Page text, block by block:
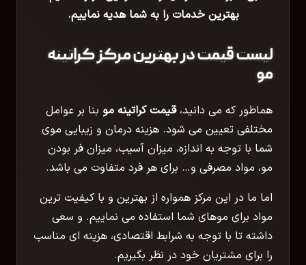
بهترین خدمات را به شما هدیه نماییم.
لیست قیمت در بهترین مرکز کراتینه
مو
هماطور که می دانید،قیمت کراتینه مو بنا بر عوامل
مختلفی تعیین می شود. هزینه درمان و زیبایی موی
شما با توجه به اندازه، میزان آسیب، میزان فر بودن
مو، مواد مصرفی و… برای هر فرد متفاوت می باشد.
اما ما در این مرکز همواره از بهترین و با کیفیت ترین
مواد برای موهای شما استفاده می نماییم. و سعی
داشته تا با توجه به شرابط اقتصادی، هزینه ای مناسب
را برای مشتریان خود در نظر بگیریم.